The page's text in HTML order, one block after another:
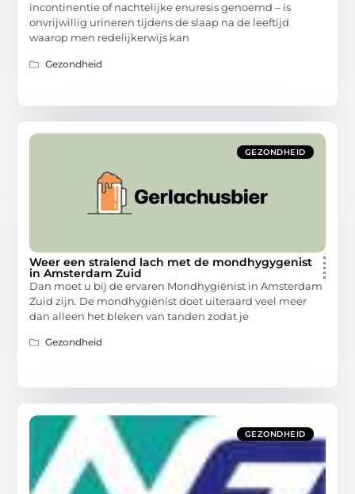
incontinentie of nachtelijke enuresis genoemd – is
onvrijwillig urineren tijdens de slaap na de leeftijd
waarop men redelijkerwijs kan
Gezondheid
GEZONDHEID
Weer een stralend lach met de mondhygygenist
in Amsterdam Zuid
Dan moet u bij de ervaren Mondhygiënist in Amsterdam
Zuid zijn. De mondhygiënist doet uiteraard veel meer
dan alleen het bleken van tanden zodat je
Gezondheid
GEZONDHEID